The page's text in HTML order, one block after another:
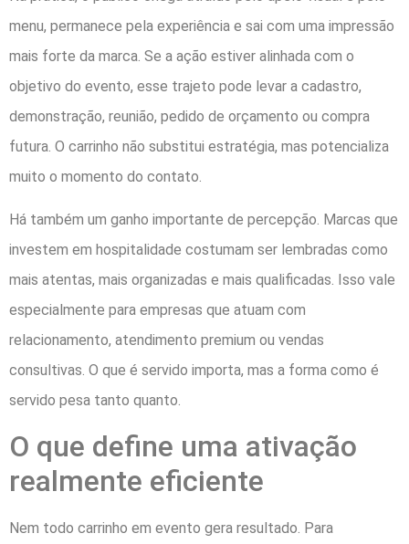
menu, permanece pela experiência e sai com uma impressão
mais forte da marca. Se a ação estiver alinhada com o
objetivo do evento, esse trajeto pode levar a cadastro,
demonstração, reunião, pedido de orçamento ou compra
futura. O carrinho não substitui estratégia, mas potencializa
muito o momento do contato.
Há também um ganho importante de percepção. Marcas que
investem em hospitalidade costumam ser lembradas como
mais atentas, mais organizadas e mais qualificadas. Isso vale
especialmente para empresas que atuam com
relacionamento, atendimento premium ou vendas
consultivas. O que é servido importa, mas a forma como é
servido pesa tanto quanto.
O que define uma ativação
realmente eficiente
Nem todo carrinho em evento gera resultado. Para